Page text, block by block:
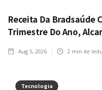
Receita Da Bradsaúde
Trimestre Do Ano,
Aug 5, 2026 2 min de
Tecnologia